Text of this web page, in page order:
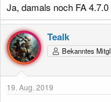
Ja, damals noch FA 4.7.0
Tealk
Bekanntes
19. Aug. 2019